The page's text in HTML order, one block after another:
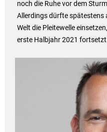
noch die Ruhe vor dem
Allerdings dürfte spätestens
Welt die Pleitewelle
erste Halbjahr 2021